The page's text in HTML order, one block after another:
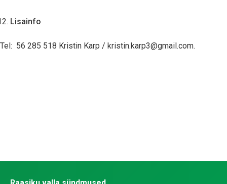
Lisainfo
Tel: 56 285 518 Kristin Karp / kristin.karp3@gmail.com.